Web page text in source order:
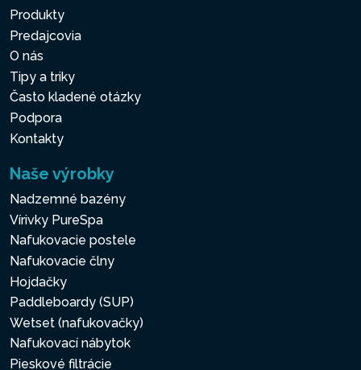
Produkty
Predajcovia
O nás
Tipy a triky
Často kladené otázky
Podpora
Kontakty
Naše výrobky
Nadzemné bazény
Vírivky PureSpa
Nafukovacie postele
Nafukovacie člny
Hojdačky
Paddleboardy (SUP)
Wetset (nafukovačky)
Nafukovací nábytok
Pieskové filtrácie